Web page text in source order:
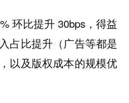
环比提升 30bps，得益
占比提升（广告等都是
以及版权成本的规模优